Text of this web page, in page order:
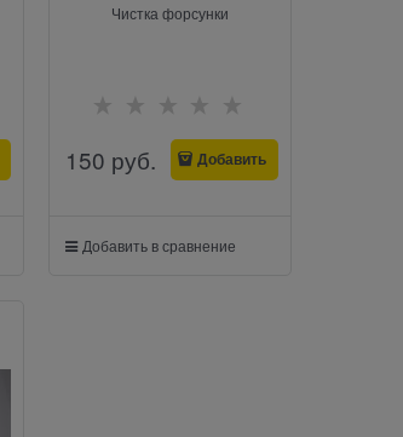
Чистка форсунки
150 руб. Добавить
Добавить в сравнение